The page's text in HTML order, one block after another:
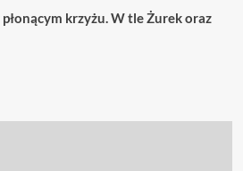
krzyżu. W tle Żurek oraz